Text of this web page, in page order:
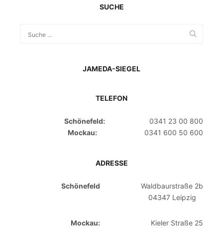
SUCHE
JAMEDA-SIEGEL
TELEFON
Schönefeld:
0341 23 00 800
Mockau:
0341 600 50 600
ADRESSE
Schönefeld
Waldbaurstraße 2b
04347 Leipzig
Mockau:
Kieler Straße 25